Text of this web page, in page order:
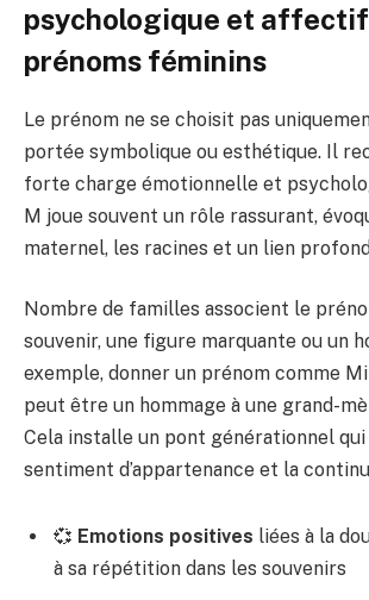
psychologique et
prénoms féminins
Le prénom ne se choisit pas
portée symbolique ou esthétique. Il
forte charge émotionnelle et
M joue souvent un rôle rassurant,
maternel, les racines et un lien profond
Nombre de familles associent le
souvenir, une figure marquante ou un
exemple, donner un prénom comme
peut être un hommage à une grand-
Cela installe un pont générationnel
sentiment d’appartenance et la
💞 Emotions positives liées à la
à sa répétition dans les souvenirs